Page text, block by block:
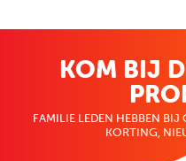
KOM BIJ
FAMILIE LEDEN HEBBEN BIJ
KORTING,